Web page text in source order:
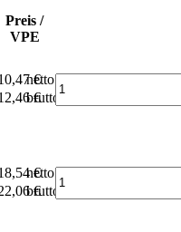
Preis /
VPE
€
netto
€
brutto*
€
netto
€
brutto*